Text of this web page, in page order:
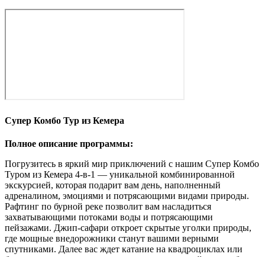
Супер Комбо Тур из Кемера
Полное описание программы:
Погрузитесь в яркий мир приключений с нашим Супер Комбо
Туром из Кемера 4-в-1 — уникальной комбинированной
экскурсией, которая подарит вам день, наполненный
адреналином, эмоциями и потрясающими видами природы.
Рафтинг по бурной реке позволит вам насладиться
захватывающими потоками воды и потрясающими
пейзажами. Джип-сафари откроет скрытые уголки природы,
где мощные внедорожники станут вашими верными
спутниками. Далее вас ждет катание на квадроциклах или